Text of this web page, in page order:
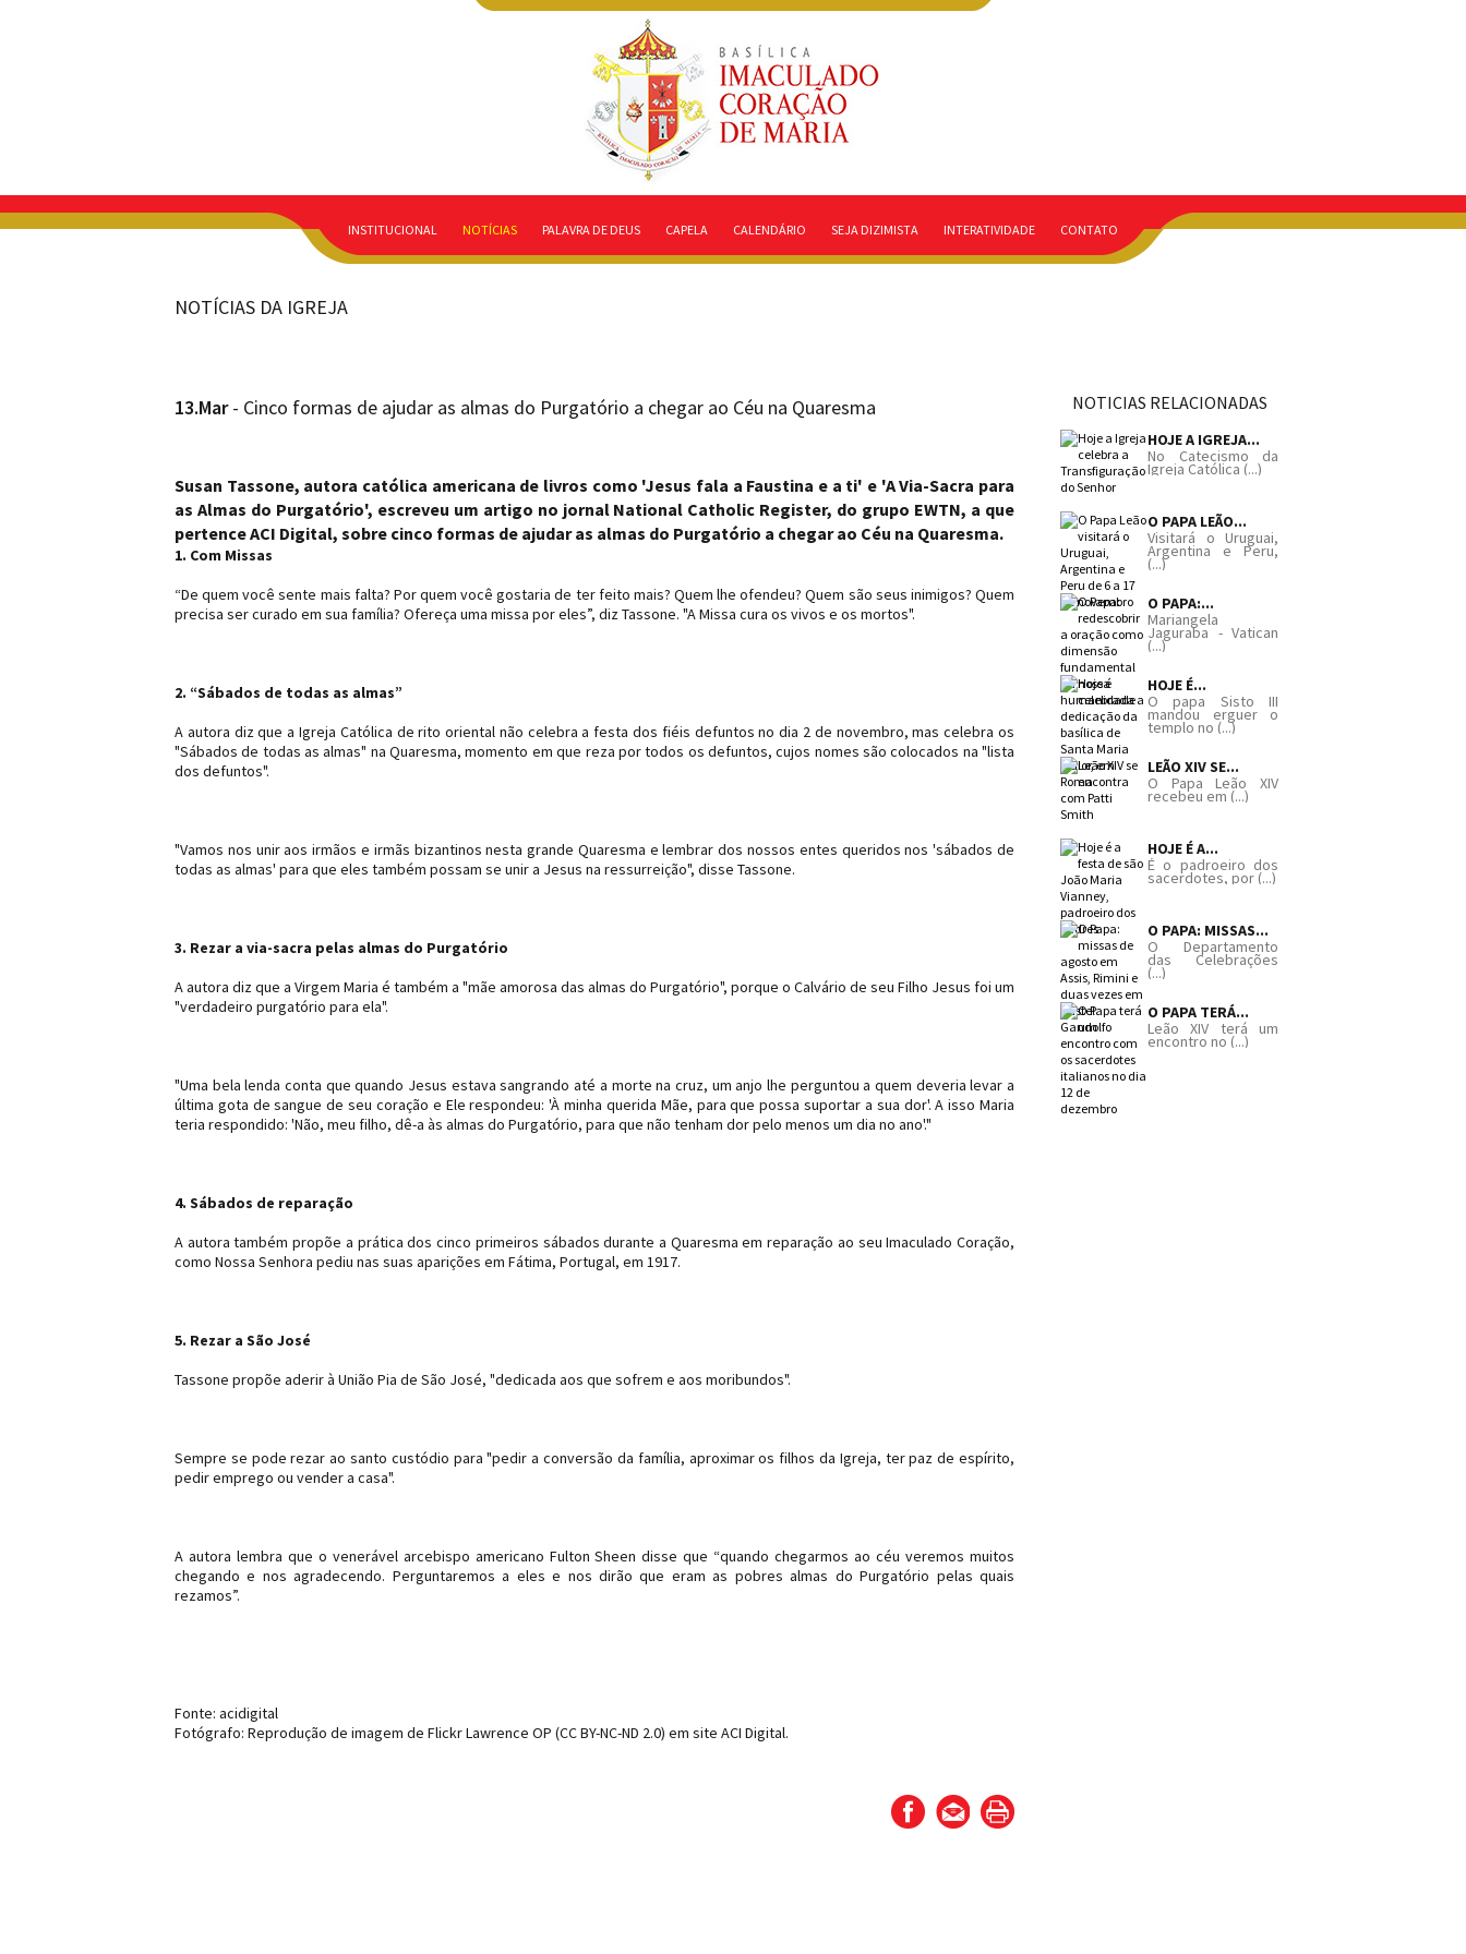
INSTITUCIONAL NOTÍCIAS PALAVRA DE DEUS CAPELA CALENDÁRIO SEJA DIZIMISTA INTERATIVIDADE CONTATO
NOTÍCIAS DA IGREJA
NOTICIAS RELACIONADAS
HOJE A IGREJA...
No Catecismo da
Igreja Católica (...)
O PAPA LEÃO...
Visitará o Uruguai,
Argentina e Peru,
(...)
O PAPA:...
Mariangela
Jaguraba - Vatican
(...)
HOJE É...
O papa Sisto III
mandou erguer o
templo no (...)
LEÃO XIV SE...
O Papa Leão XIV
recebeu em (...)
HOJE É A...
É o padroeiro dos
sacerdotes, por (...)
O PAPA: MISSAS...
O Departamento
das Celebrações
(...)
O PAPA TERÁ...
Leão XIV terá um
encontro no (...)
13.Mar- Cinco formas de ajudar as almas do Purgatório a chegar ao Céu na Quaresma
Susan Tassone, autora católica americana de livros como 'Jesus fala a Faustina e a ti' e 'A Via-Sacra para
as Almas do Purgatório', escreveu um artigo no jornal National Catholic Register, do grupo EWTN, a que
pertence ACI Digital, sobre cinco formas de ajudar as almas do Purgatório a chegar ao Céu na Quaresma.
1. Com Missas
“De quem você sente mais falta? Por quem você gostaria de ter feito mais? Quem lhe ofendeu? Quem são seus inimigos? Quem
precisa ser curado em sua família? Ofereça uma missa por eles”, diz Tassone. "A Missa cura os vivos e os mortos".
2. “Sábados de todas as almas”
A autora diz que a Igreja Católica de rito oriental não celebra a festa dos fiéis defuntos no dia 2 de novembro, mas celebra os
"Sábados de todas as almas" na Quaresma, momento em que reza por todos os defuntos, cujos nomes são colocados na "lista
dos defuntos".
"Vamos nos unir aos irmãos e irmãs bizantinos nesta grande Quaresma e lembrar dos nossos entes queridos nos 'sábados de
todas as almas' para que eles também possam se unir a Jesus na ressurreição", disse Tassone.
3. Rezar a via-sacra pelas almas do Purgatório
A autora diz que a Virgem Maria é também a "mãe amorosa das almas do Purgatório", porque o Calvário de seu Filho Jesus foi um
"verdadeiro purgatório para ela".
"Uma bela lenda conta que quando Jesus estava sangrando até a morte na cruz, um anjo lhe perguntou a quem deveria levar a
última gota de sangue de seu coração e Ele respondeu: 'À minha querida Mãe, para que possa suportar a sua dor'. A isso Maria
teria respondido: 'Não, meu filho, dê-a às almas do Purgatório, para que não tenham dor pelo menos um dia no ano'."
4. Sábados de reparação
A autora também propõe a prática dos cinco primeiros sábados durante a Quaresma em reparação ao seu Imaculado Coração,
como Nossa Senhora pediu nas suas aparições em Fátima, Portugal, em 1917.
5. Rezar a São José
Tassone propõe aderir à União Pia de São José, "dedicada aos que sofrem e aos moribundos".
Sempre se pode rezar ao santo custódio para "pedir a conversão da família, aproximar os filhos da Igreja, ter paz de espírito,
pedir emprego ou vender a casa".
A autora lembra que o venerável arcebispo americano Fulton Sheen disse que “quando chegarmos ao céu veremos muitos
chegando e nos agradecendo. Perguntaremos a eles e nos dirão que eram as pobres almas do Purgatório pelas quais
rezamos”.
Fonte: acidigital
Fotógrafo: Reprodução de imagem de Flickr Lawrence OP (CC BY-NC-ND 2.0) em site ACI Digital.